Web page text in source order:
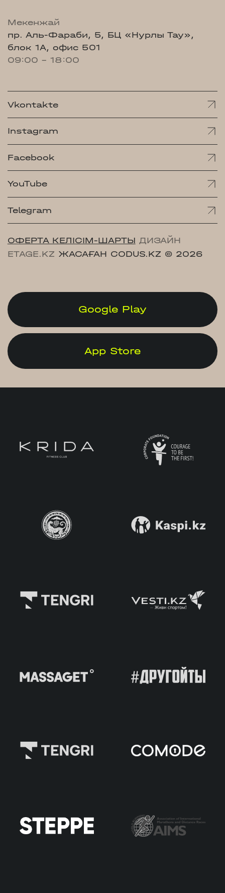
Мекенжай
пр. Аль-Фараби, 5, БЦ «Нурлы Тау»,
блок 1А, офис 501
09:00 - 18:00
Vkontakte
Instagram
Facebook
YouTube
Telegram
ОФЕРТА КЕЛІСІМ-ШАРТЫ ДИЗАЙН
ETAGE.KZ ЖАСАҒАН CODUS.KZ © 2026
Google Play
App Store